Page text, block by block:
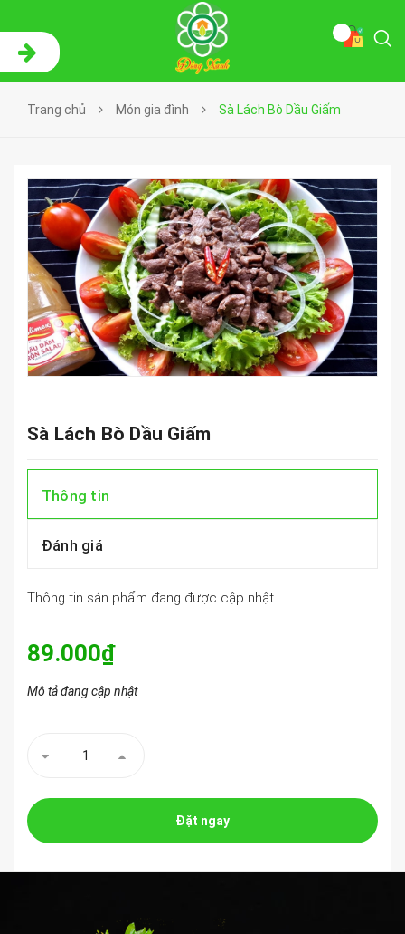
Trang chủ Món gia đình Sà Lách Bò Dầu Giấm
Sà Lách Bò Dầu Giấm
Thông tin
Đánh giá
Thông tin sản phẩm đang được cập nhật
89.000₫
Mô tả đang cập nhật
Đặt ngay